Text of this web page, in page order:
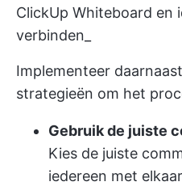
ClickUp Whiteboard en
verbinden_
Implementeer
strategieën om het
Gebruik de juiste
Kies de juiste
iedereen met